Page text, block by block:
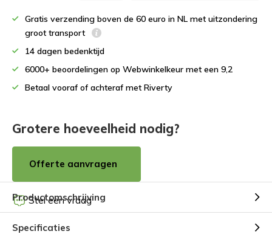
Gratis verzending boven de 60 euro in NL met uitzondering
groot transport
14 dagen bedenktijd
6000+ beoordelingen op Webwinkelkeur met een 9,2
Betaal vooraf of achteraf met Riverty
Grotere hoeveelheid nodig?
Offerte aanvragen
Stel een vraag
Productomschrijving
Specificaties